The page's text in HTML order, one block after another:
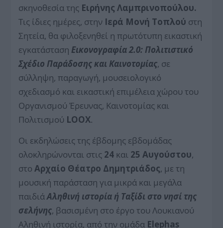
σκηνοθεσία της Ειρήνης Λαμπρινοπούλου.
Τις ίδιες ημέρες, στην Ιερά Μονή Τοπλού στη
Σητεία, θα φιλοξενηθεί η πρωτότυπη εικαστική
εγκατάσταση Εικονογραφία 2.0: Πολιτιστικό
Σχέδιο Παράδοσης και Καινοτομίας, σε
σύλληψη, παραγωγή, μουσειολογικό
σχεδιασμό και εικαστική επιμέλεια χώρου του
Οργανισμού Έρευνας, Καινοτομίας και
Πολιτισμού LOOX.
Οι εκδηλώσεις της έβδομης εβδομάδας
ολοκληρώνονται στις 24 και 25 Αυγούστου,
στοΑρχαίο Θέατρο Δημητριάδος, με τη
μουσική παράσταση για μικρά και μεγάλα
παιδιάΑληθινή ιστορία ή Ταξίδι στο νησί της
σελήνης, βασισμένη στο έργο του Λουκιανού
Αληθινή ιστορία, από την ομάδα Elephas